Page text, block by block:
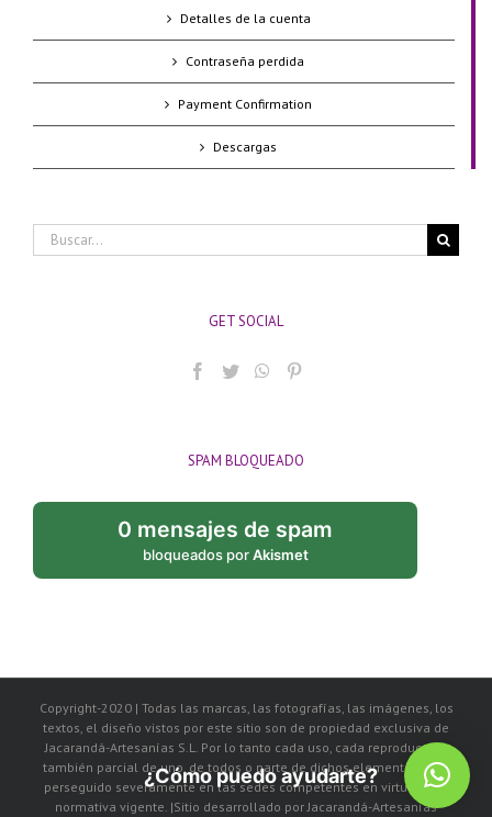
Detalles de la cuenta
Contraseña perdida
Payment Confirmation
Descargas
Buscar:
GET SOCIAL
SPAM BLOQUEADO
0 mensajes de spam
bloqueados porAkismet
Copyright-2020 | Todas las marcas, las fotografías, las imágenes, los
textos, el diseño vistos por este sitio son de propiedad exclusiva de
Jacarandá-Artesanías S.L. Por lo tanto cada uso, cada reproducción
también parcial de uno, de todos o parte de dichos elementos, será
perseguido severamente en las sedes competentes en virtud de la
normativa vigente. |Sitio desarrollado por Jacarandá-Artesanías
¿Cómo puedo ayudarte?